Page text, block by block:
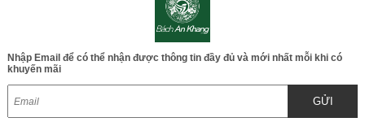
Nhập Email để có thể nhận được thông tin đầy đủ và mới nhất mỗi khi có
khuyến mãi
GỬI